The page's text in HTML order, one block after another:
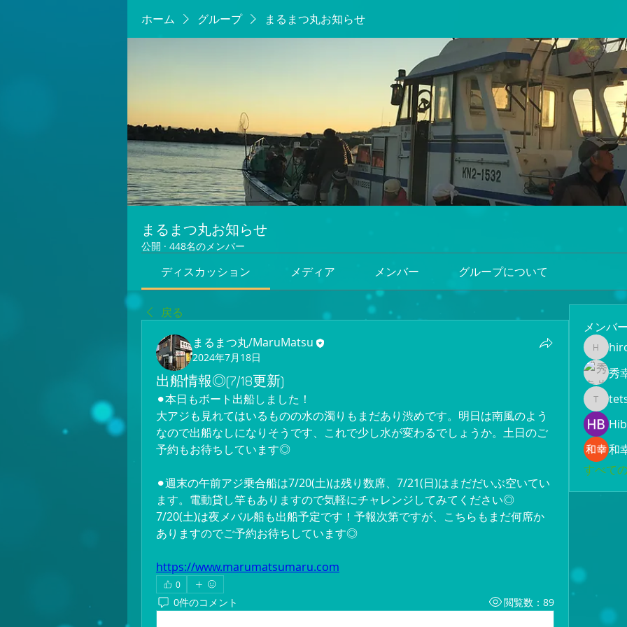
ホーム グループ まるまつ丸お知らせ
まるまつ丸お知らせ
公開 · 448名のメンバー
ディスカッション メディア メンバー グループについて
戻る
まるまつ丸/MaruMatsu
2024年7月18日
出船情報◎(7/18更新)
⚫︎本日もボート出船しました！
大アジも見れてはいるものの水の濁りもまだあり渋めです。明日は南風のよう
なので出船なしになりそうです、これで少し水が変わるでしょうか。土日のご
予約もお待ちしています◎
⚫︎週末の午前アジ乗合船は7/20(土)は残り数席、7/21(日)はまだだいぶ空いてい
ます。電動貸し竿もありますので気軽にチャレンジしてみてください◎
7/20(土)は夜メバル船も出船予定です！予報次第ですが、こちらもまだ何席か
ありますのでご予約お待ちしています◎
https://www.marumatsumaru.com
0
0件のコメント 閲覧数：89
メンバ
秀
和
すべて